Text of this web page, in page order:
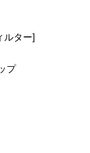
ルター]
プ